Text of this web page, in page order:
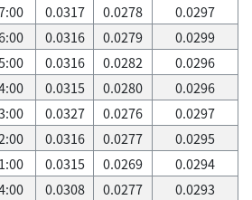
0.0317 0.0278
0.0297
0.0316 0.0279
0.0299
0.0316 0.0282
0.0296
0.0315 0.0280
0.0296
0.0327 0.0276
0.0297
0.0316 0.0277
0.0295
0.0315 0.0269
0.0294
0.0308 0.0277
0.0293